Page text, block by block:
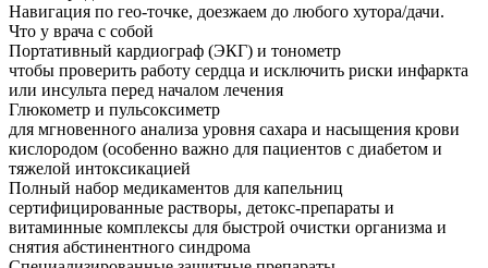
Навигация по гео-точке, доезжаем до любого хутора/дачи.
Что у врача с собой
Портативный кардиограф (ЭКГ) и тонометр
чтобы проверить работу сердца и исключить риски инфаркта
или инсульта перед началом лечения
Глюкометр и пульсоксиметр
для мгновенного анализа уровня сахара и насыщения крови
кислородом (особенно важно для пациентов с диабетом и
тяжелой интоксикацией
Полный набор медикаментов для капельниц
сертифицированные растворы, детокс-препараты и
витаминные комплексы для быстрой очистки организма и
снятия абстинентного синдрома